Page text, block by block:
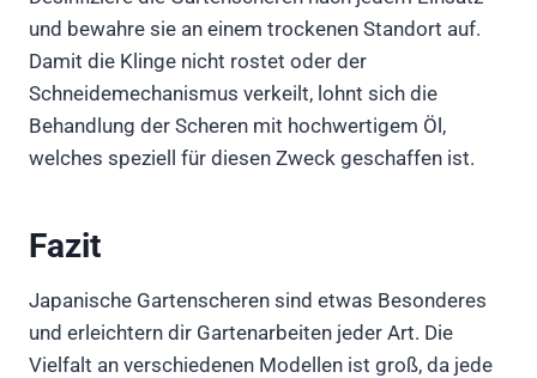
und bewahre sie an einem trockenen Standort auf.
Damit die Klinge nicht rostet oder der
Schneidemechanismus verkeilt, lohnt sich die
Behandlung der Scheren mit hochwertigem Öl,
welches speziell für diesen Zweck geschaffen ist.
Fazit
Japanische Gartenscheren sind etwas Besonderes
und erleichtern dir Gartenarbeiten jeder Art. Die
Vielfalt an verschiedenen Modellen ist groß, da jede